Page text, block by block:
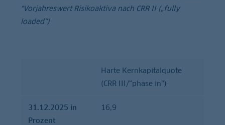
*Vorjahreswert Risikoaktiva nach CRR II („fully
loaded“)
31.12.2025
in Prozent
31.12.2024*
in Prozent
Harte Kernkapitalquote
(CRR III/“phase in”)
31.12.2025 in
Prozent
16,9